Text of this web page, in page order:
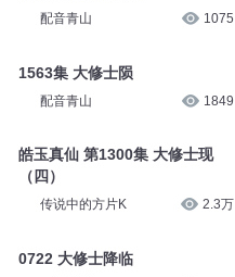
配音青山 1075
1563集 大修士陨
配音青山 1849
皓玉真仙 第1300集 大修士现
（四）
传说中的方片K 2.3万
0722 大修士降临